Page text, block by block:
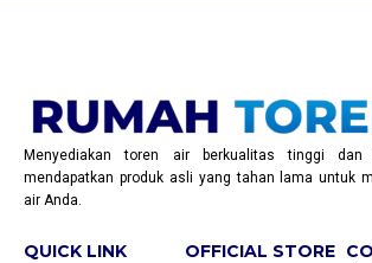
Menyediakan toren air berkualitas tinggi dan
mendapatkan produk asli yang tahan lama untuk
air Anda.
QUICK LINK OFFICIAL STORE